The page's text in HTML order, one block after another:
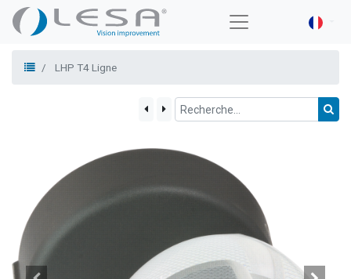
LHP T4 Ligne